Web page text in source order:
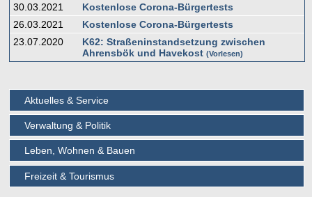
30.03.2021
Kostenlose Corona-Bürgertests
26.03.2021
Kostenlose Corona-Bürgertests
23.07.2020
K62: Straßeninstandsetzung zwischen
Ahrensbök und Havekost
Vorlesen
Aktuelles & Service
Verwaltung & Politik
Leben, Wohnen & Bauen
Freizeit & Tourismus